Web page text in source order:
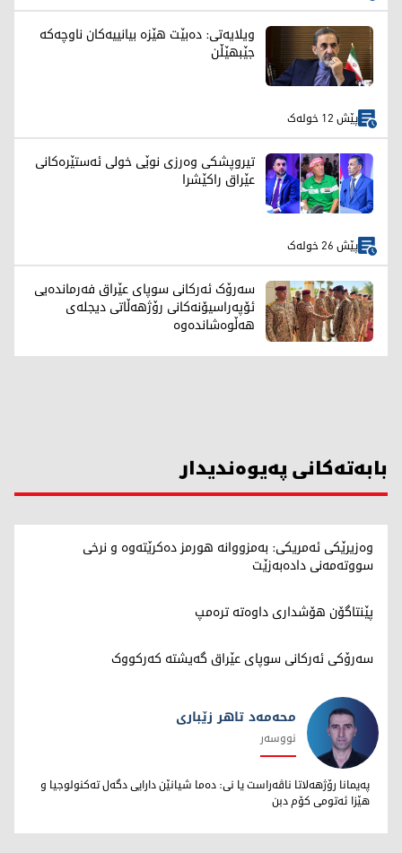
ویلایەتی: دەبێت هێزە بیانییەکان ناوچەکە
جێبهێڵن
پێش 12 خولەک
تیروپشكی وەرزی نوێی خولی ئەستێرەكانی
عێراق راكێشرا
پێش 26 خولەک
سەرۆک ئەرکانی سوپای عێراق فەرماندەیی
ئۆپەراسیۆنەکانی رۆژهەڵاتی دیجلەی
هەڵوەشاندەوە
بابەتەکانی پەیوەندیدار
وەزیرێکی ئەمریکی: بەمزووانە هورمز دەکرێتەوە و نرخی
سووتەمەنی دادەبەزێت
پێنتاگۆن هۆشداری داوەتە ترەمپ
سەرۆکی ئەرکانی سوپای عێراق گەیشتە کەرکووک
محەمەد تاهر زێبارى
محەمەد تاهر زێبارى
نووسەر
پەیمانا رۆژهەلاتا ناڤەراست یا نى: دەما شیانێن دارایى دگەل تەکنولوجیا و
هێزا ئەتومى کۆم دبن